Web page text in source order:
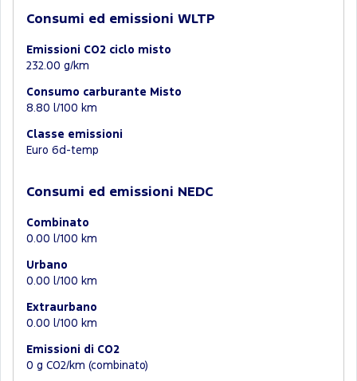
Consumi ed emissioni WLTP
Emissioni CO2 ciclo misto
232.00 g/km
Consumo carburante Misto
8.80 l/100 km
Classe emissioni
Euro 6d-temp
Consumi ed emissioni NEDC
Combinato
0.00 l/100 km
Urbano
0.00 l/100 km
Extraurbano
0.00 l/100 km
Emissioni di CO2
0 g CO2/km (combinato)